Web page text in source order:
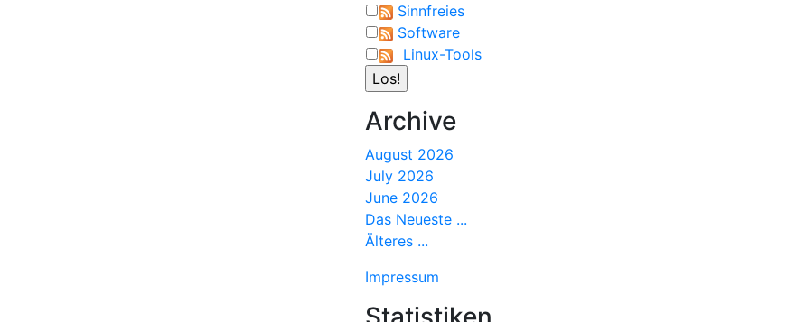
Sinnfreies
Software
Linux-Tools
Archive
August 2026
July 2026
June 2026
Das Neueste ...
Älteres ...
Impressum